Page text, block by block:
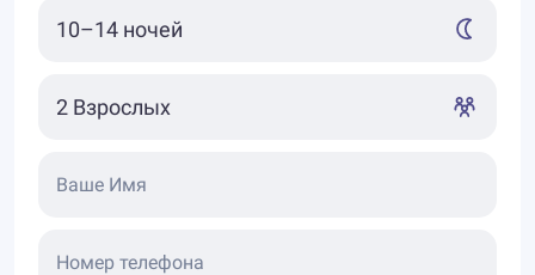
Ваше Имя
Номер телефона